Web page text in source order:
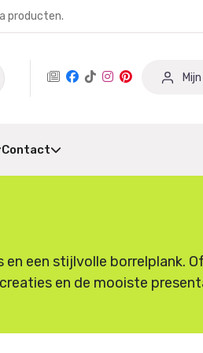
producten.
Contact
en een stijlvolle borrelplank.
en de mooiste